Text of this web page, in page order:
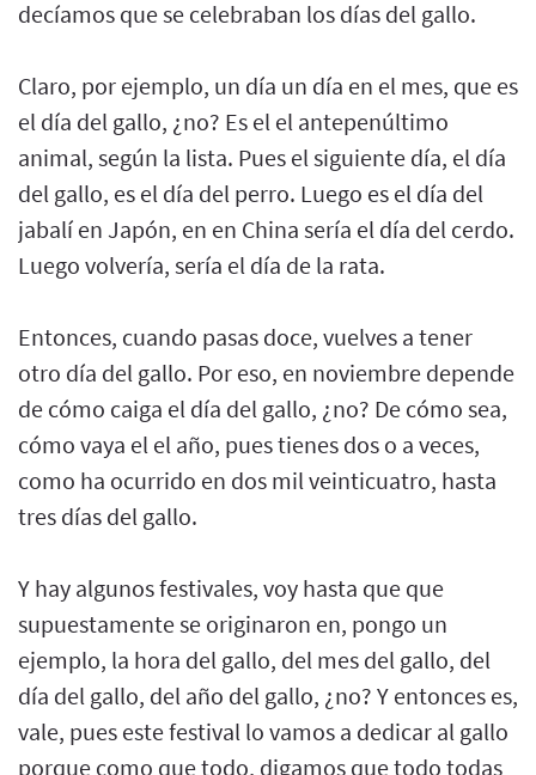
decíamos que se celebraban los días del gallo.
Claro, por ejemplo, un día un día en el mes, que es
el día del gallo, ¿no? Es el el antepenúltimo
animal, según la lista. Pues el siguiente día, el día
del gallo, es el día del perro. Luego es el día del
jabalí en Japón, en en China sería el día del cerdo.
Luego volvería, sería el día de la rata.
Entonces, cuando pasas doce, vuelves a tener
otro día del gallo. Por eso, en noviembre depende
de cómo caiga el día del gallo, ¿no? De cómo sea,
cómo vaya el el año, pues tienes dos o a veces,
como ha ocurrido en dos mil veinticuatro, hasta
tres días del gallo.
Y hay algunos festivales, voy hasta que que
supuestamente se originaron en, pongo un
ejemplo, la hora del gallo, del mes del gallo, del
día del gallo, del año del gallo, ¿no? Y entonces es,
vale, pues este festival lo vamos a dedicar al gallo
porque como que todo, digamos que todo todas